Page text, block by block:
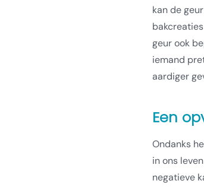
kan de
geur ook
iemand
aardiger
Een
Ondanks
in ons
negatieve